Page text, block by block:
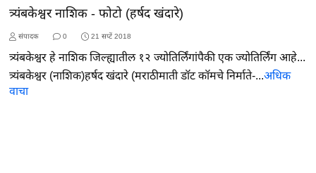
त्र्यंबकेश्वर नाशिक - फोटो (हर्षद खंदारे)
संपादक 0 21 सप्टें 2018
त्र्यंबकेश्वर हे नाशिक जिल्ह्यातील १२ ज्योतिर्लिंगांपैकी एक ज्योतिर्लिंग आहे...
त्र्यंबकेश्वर (नाशिक)हर्षद खंदारे (मराठीमाती डॉट कॉमचे निर्माते-...अधिक
वाचा